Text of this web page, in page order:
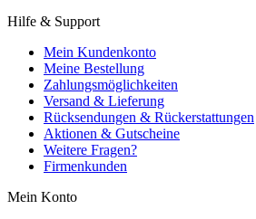
Hilfe & Support
Mein Kundenkonto
Meine Bestellung
Zahlungsmöglichkeiten
Versand & Lieferung
Rücksendungen & Rückerstattungen
Aktionen & Gutscheine
Weitere Fragen?
Firmenkunden
Mein Konto